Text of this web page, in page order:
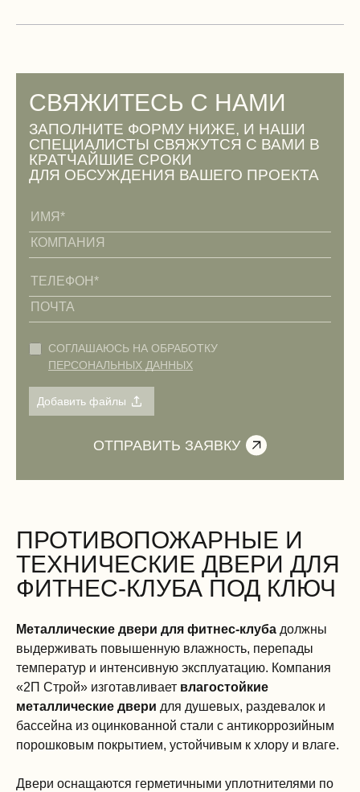
с терморазрывом и магнитными уплотнителями,
СВЯЖИТЕСЬ С НАМИ
ЗАПОЛНИТЕ ФОРМУ НИЖЕ, И НАШИ
СПЕЦИАЛИСТЫ СВЯЖУТСЯ С ВАМИ В
КРАТЧАЙШИЕ СРОКИ
ДЛЯ ОБСУЖДЕНИЯ ВАШЕГО ПРОЕКТА
СОГЛАШАЮСЬ НА ОБРАБОТКУ
ПЕРСОНАЛЬНЫХ ДАННЫХ
ПРОТИВОПОЖАРНЫЕ И
ТЕХНИЧЕСКИЕ ДВЕРИ ДЛЯ
ФИТНЕС-КЛУБА ПОД КЛЮЧ
Металлические двери для фитнес-клуба должны
выдерживать повышенную влажность, перепады
температур и интенсивную эксплуатацию. Компания
«2П Строй» изготавливает влагостойкие
металлические двери для душевых, раздевалок и
бассейна из оцинкованной стали с антикоррозийным
порошковым покрытием, устойчивым к хлору и влаге.
Двери оснащаются герметичными уплотнителями по